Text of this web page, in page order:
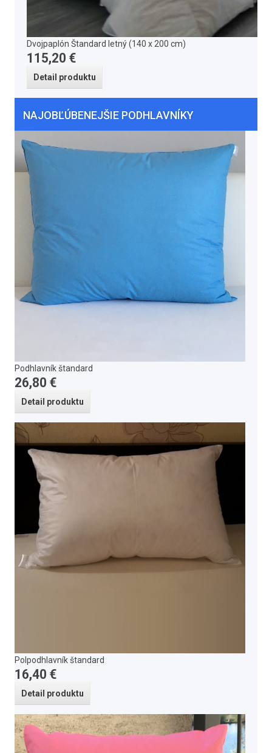
Dvojpaplón Štandard letný (140 x 200 cm)
115,20 €
Detail produktu
NAJOBĽÚBENEJŠIE PODHLAVNÍKY
Podhlavník štandard
26,80 €
Detail produktu
Polpodhlavník štandard
16,40 €
Detail produktu